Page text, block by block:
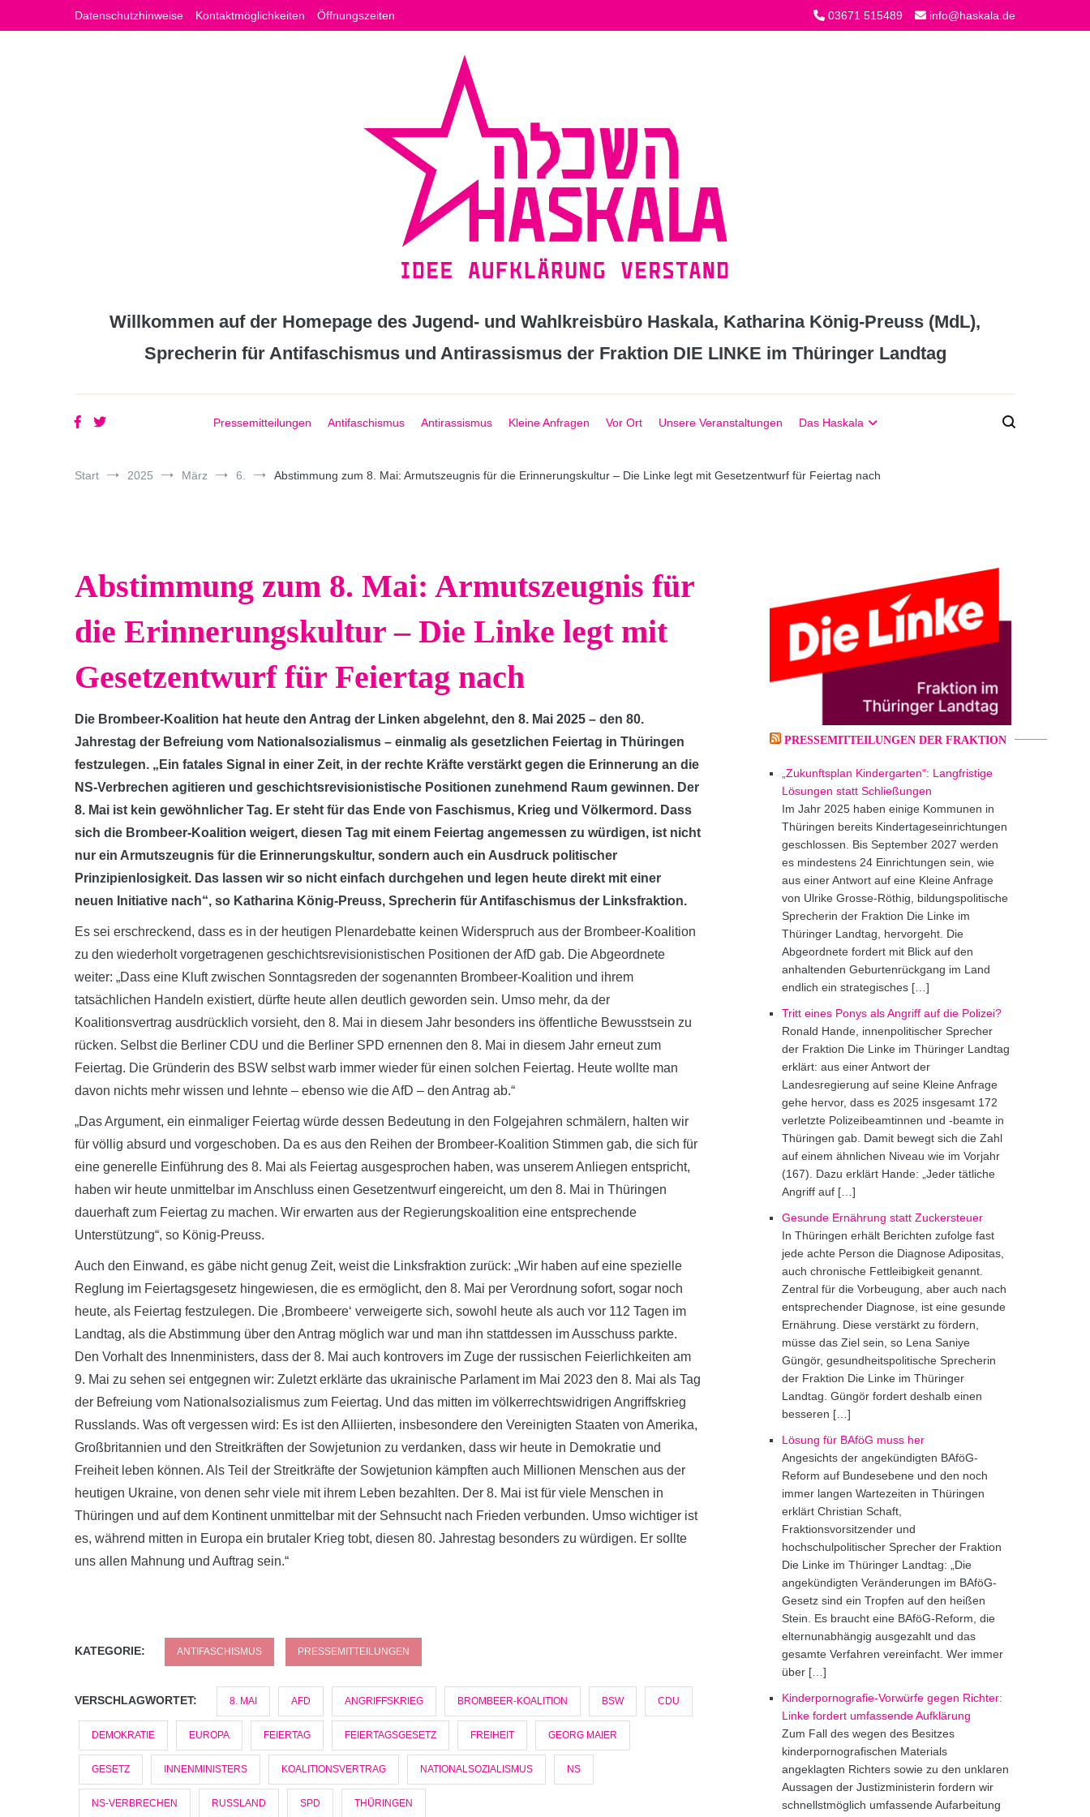
springen
Datenschutzhinweise Kontaktmöglichkeiten Öffnungszeiten 03671 515489 info@haskala.de
Willkommen auf der Homepage des Jugend- und Wahlkreisbüro Haskala, Katharina König-Preuss (MdL),
Sprecherin für Antifaschismus und Antirassismus der Fraktion DIE LINKE im Thüringer Landtag
Pressemitteilungen Antifaschismus Antirassismus Kleine Anfragen Vor Ort Unsere Veranstaltungen Das Haskala
Start 2025 März 6. Abstimmung zum 8. Mai: Armutszeugnis für die Erinnerungskultur – Die Linke legt mit Gesetzentwurf für Feiertag nach
Abstimmung zum 8. Mai: Armutszeugnis für
die Erinnerungskultur – Die Linke legt mit
Gesetzentwurf für Feiertag nach
Die Brombeer-Koalition hat heute den Antrag der Linken abgelehnt, den 8. Mai 2025 – den 80.
Jahrestag der Befreiung vom Nationalsozialismus – einmalig als gesetzlichen Feiertag in Thüringen
festzulegen. „Ein fatales Signal in einer Zeit, in der rechte Kräfte verstärkt gegen die Erinnerung an die
NS-Verbrechen agitieren und geschichtsrevisionistische Positionen zunehmend Raum gewinnen. Der
8. Mai ist kein gewöhnlicher Tag. Er steht für das Ende von Faschismus, Krieg und Völkermord. Dass
sich die Brombeer-Koalition weigert, diesen Tag mit einem Feiertag angemessen zu würdigen, ist nicht
nur ein Armutszeugnis für die Erinnerungskultur, sondern auch ein Ausdruck politischer
Prinzipienlosigkeit. Das lassen wir so nicht einfach durchgehen und legen heute direkt mit einer
neuen Initiative nach“, so Katharina König-Preuss, Sprecherin für Antifaschismus der Linksfraktion.
Es sei erschreckend, dass es in der heutigen Plenardebatte keinen Widerspruch aus der Brombeer-Koalition
zu den wiederholt vorgetragenen geschichtsrevisionistischen Positionen der AfD gab. Die Abgeordnete
weiter: „Dass eine Kluft zwischen Sonntagsreden der sogenannten Brombeer-Koalition und ihrem
tatsächlichen Handeln existiert, dürfte heute allen deutlich geworden sein. Umso mehr, da der
Koalitionsvertrag ausdrücklich vorsieht, den 8. Mai in diesem Jahr besonders ins öffentliche Bewusstsein zu
rücken. Selbst die Berliner CDU und die Berliner SPD ernennen den 8. Mai in diesem Jahr erneut zum
Feiertag. Die Gründerin des BSW selbst warb immer wieder für einen solchen Feiertag. Heute wollte man
davon nichts mehr wissen und lehnte – ebenso wie die AfD – den Antrag ab.“
„Das Argument, ein einmaliger Feiertag würde dessen Bedeutung in den Folgejahren schmälern, halten wir
für völlig absurd und vorgeschoben. Da es aus den Reihen der Brombeer-Koalition Stimmen gab, die sich für
eine generelle Einführung des 8. Mai als Feiertag ausgesprochen haben, was unserem Anliegen entspricht,
haben wir heute unmittelbar im Anschluss einen Gesetzentwurf eingereicht, um den 8. Mai in Thüringen
dauerhaft zum Feiertag zu machen. Wir erwarten aus der Regierungskoalition eine entsprechende
Unterstützung“, so König-Preuss.
Auch den Einwand, es gäbe nicht genug Zeit, weist die Linksfraktion zurück: „Wir haben auf eine spezielle
Reglung im Feiertagsgesetz hingewiesen, die es ermöglicht, den 8. Mai per Verordnung sofort, sogar noch
heute, als Feiertag festzulegen. Die ‚Brombeere‘ verweigerte sich, sowohl heute als auch vor 112 Tagen im
Landtag, als die Abstimmung über den Antrag möglich war und man ihn stattdessen im Ausschuss parkte.
Den Vorhalt des Innenministers, dass der 8. Mai auch kontrovers im Zuge der russischen Feierlichkeiten am
9. Mai zu sehen sei entgegnen wir: Zuletzt erklärte das ukrainische Parlament im Mai 2023 den 8. Mai als Tag
der Befreiung vom Nationalsozialismus zum Feiertag. Und das mitten im völkerrechtswidrigen Angriffskrieg
Russlands. Was oft vergessen wird: Es ist den Alliierten, insbesondere den Vereinigten Staaten von Amerika,
Großbritannien und den Streitkräften der Sowjetunion zu verdanken, dass wir heute in Demokratie und
Freiheit leben können. Als Teil der Streitkräfte der Sowjetunion kämpften auch Millionen Menschen aus der
heutigen Ukraine, von denen sehr viele mit ihrem Leben bezahlten. Der 8. Mai ist für viele Menschen in
Thüringen und auf dem Kontinent unmittelbar mit der Sehnsucht nach Frieden verbunden. Umso wichtiger ist
es, während mitten in Europa ein brutaler Krieg tobt, diesen 80. Jahrestag besonders zu würdigen. Er sollte
uns allen Mahnung und Auftrag sein.“
KATEGORIE: ANTIFASCHISMUS PRESSEMITTEILUNGEN
VERSCHLAGWORTET: 8. MAI AFD ANGRIFFSKRIEG BROMBEER-KOALITION BSW CDU
DEMOKRATIE EUROPA FEIERTAG FEIERTAGSGESETZ FREIHEIT GEORG MAIER
GESETZ INNENMINISTERS KOALITIONSVERTRAG NATIONALSOZIALISMUS NS
NS-VERBRECHEN RUSSLAND SPD THÜRINGEN
PRESSEMITTEILUNGEN DER FRAKTION
„Zukunftsplan Kindergarten“: Langfristige
Lösungen statt Schließungen
Im Jahr 2025 haben einige Kommunen in
Thüringen bereits Kindertageseinrichtungen
geschlossen. Bis September 2027 werden
es mindestens 24 Einrichtungen sein, wie
aus einer Antwort auf eine Kleine Anfrage
von Ulrike Grosse-Röthig, bildungspolitische
Sprecherin der Fraktion Die Linke im
Thüringer Landtag, hervorgeht. Die
Abgeordnete fordert mit Blick auf den
anhaltenden Geburtenrückgang im Land
endlich ein strategisches […]
Tritt eines Ponys als Angriff auf die Polizei?
Ronald Hande, innenpolitischer Sprecher
der Fraktion Die Linke im Thüringer Landtag
erklärt: aus einer Antwort der
Landesregierung auf seine Kleine Anfrage
gehe hervor, dass es 2025 insgesamt 172
verletzte Polizeibeamtinnen und -beamte in
Thüringen gab. Damit bewegt sich die Zahl
auf einem ähnlichen Niveau wie im Vorjahr
(167). Dazu erklärt Hande: „Jeder tätliche
Angriff auf […]
Gesunde Ernährung statt Zuckersteuer
In Thüringen erhält Berichten zufolge fast
jede achte Person die Diagnose Adipositas,
auch chronische Fettleibigkeit genannt.
Zentral für die Vorbeugung, aber auch nach
entsprechender Diagnose, ist eine gesunde
Ernährung. Diese verstärkt zu fördern,
müsse das Ziel sein, so Lena Saniye
Güngör, gesundheitspolitische Sprecherin
der Fraktion Die Linke im Thüringer
Landtag. Güngör fordert deshalb einen
besseren […]
Lösung für BAföG muss her
Angesichts der angekündigten BAföG-
Reform auf Bundesebene und den noch
immer langen Wartezeiten in Thüringen
erklärt Christian Schaft,
Fraktionsvorsitzender und
hochschulpolitischer Sprecher der Fraktion
Die Linke im Thüringer Landtag: „Die
angekündigten Veränderungen im BAföG-
Gesetz sind ein Tropfen auf den heißen
Stein. Es braucht eine BAföG-Reform, die
elternunabhängig ausgezahlt und das
gesamte Verfahren vereinfacht. Wer immer
über […]
Kinderpornografie-Vorwürfe gegen Richter:
Linke fordert umfassende Aufklärung
Zum Fall des wegen des Besitzes
kinderpornografischen Materials
angeklagten Richters sowie zu den unklaren
Aussagen der Justizministerin fordern wir
schnellstmöglich umfassende Aufarbeitung